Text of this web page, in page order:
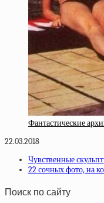
Фантастические
22.03.2018
Чувственные
22 сочных фото, на
Поиск по сайту